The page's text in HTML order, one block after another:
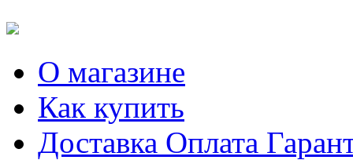
О магазине
Как купить
Доставка Оплата